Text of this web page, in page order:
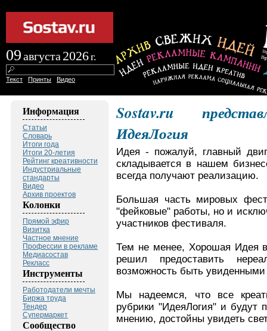
09августа 2026г.
Текст Принты Видео
Информация
Статьи
Словарь
Итоги года
Итоги 20-летия
Рейтинг креативности
Индустриальные
стандарты
Видео
Архив проектов
Колонки
Прямой эфир
Визитка
Частное мнение
Профессии в рекламе
Медиасостав
Рекласс
Инструменты
Работодатели мечты
Биржа труда
Тендер
Супермаркет
Сообщество
Sostav.ru
ИдеяЛогия
Идея - пожалуй, главный
складывается в нашем
всегда получают реализацию.
Большая часть мировых
"фейковые" работы, но и
участников фестиваля.
Тем не менее, Хорошая Идея
решил предоставить
возможность быть
Мы надеемся, что все
рубрики "ИдеяЛогия" и будут
мнению, достойны увидеть